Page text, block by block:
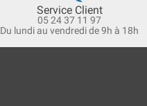
Service Client
05 24 37 11 97
Du lundi au vendredi de 9h à 18h